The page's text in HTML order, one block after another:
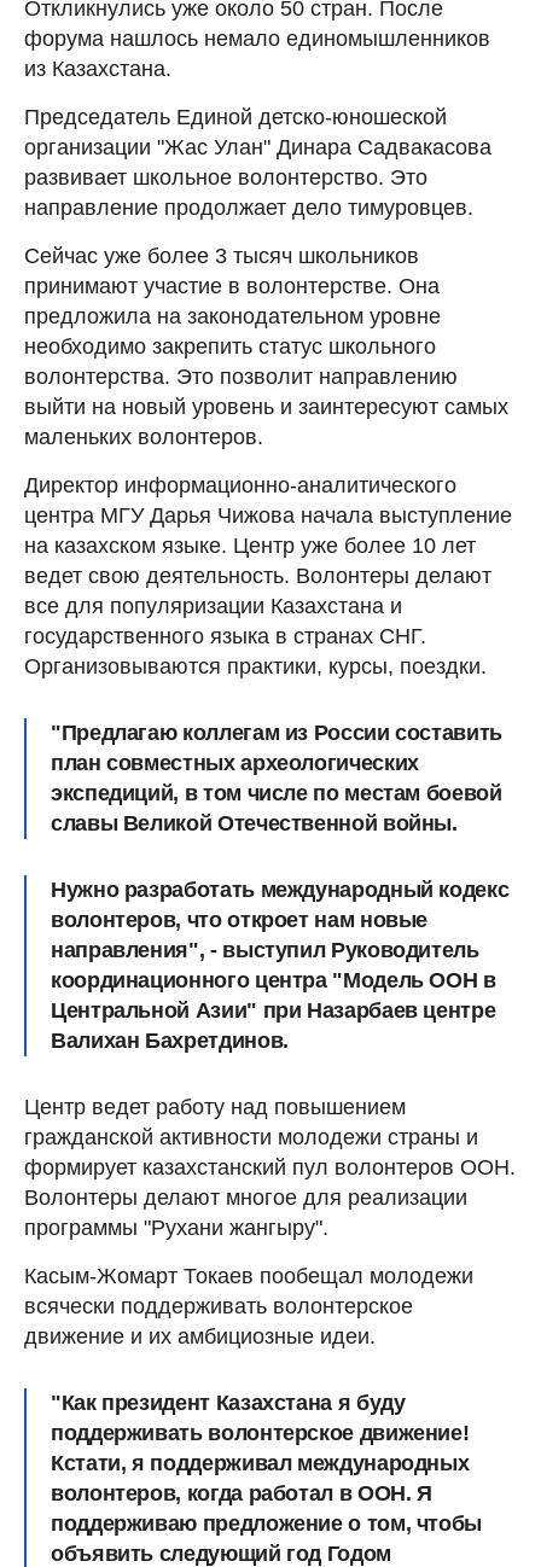
Откликнулись уже около 50 стран. После
форума нашлось немало единомышленников
из Казахстана.
Председатель Единой детско-юношеской
организации "Жас Улан" Динара Садвакасова
развивает школьное волонтерство. Это
направление продолжает дело тимуровцев.
Сейчас уже более 3 тысяч школьников
принимают участие в волонтерстве. Она
предложила на законодательном уровне
необходимо закрепить статус школьного
волонтерства. Это позволит направлению
выйти на новый уровень и заинтересуют самых
маленьких волонтеров.
Директор информационно-аналитического
центра МГУ Дарья Чижова начала выступление
на казахском языке. Центр уже более 10 лет
ведет свою деятельность. Волонтеры делают
все для популяризации Казахстана и
государственного языка в странах СНГ.
Организовываются практики, курсы, поездки.
"Предлагаю коллегам из России составить
план совместных археологических
экспедиций, в том числе по местам боевой
славы Великой Отечественной войны.
Нужно разработать международный кодекс
волонтеров, что откроет нам новые
направления", - выступил Руководитель
координационного центра "Модель ООН в
Центральной Азии" при Назарбаев центре
Валихан Бахретдинов.
Центр ведет работу над повышением
гражданской активности молодежи страны и
формирует казахстанский пул волонтеров ООН.
Волонтеры делают многое для реализации
программы "Рухани жангыру".
Касым-Жомарт Токаев пообещал молодежи
всячески поддерживать волонтерское
движение и их амбициозные идеи.
"Как президент Казахстана я буду
поддерживать волонтерское движение!
Кстати, я поддерживал международных
волонтеров, когда работал в ООН. Я
поддерживаю предложение о том, чтобы
объявить следующий год Годом